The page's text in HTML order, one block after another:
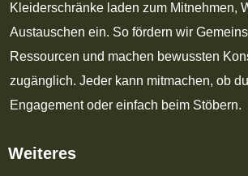
Kleiderschränke laden zum Mitnehmen,
Austauschen ein. So fördern wir
Ressourcen und machen bewussten
zugänglich. Jeder kann mitmachen, ob
Engagement oder einfach beim Stöbern.
Weiteres